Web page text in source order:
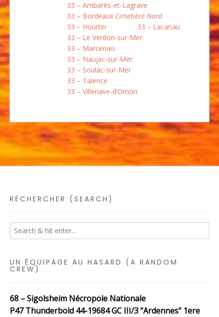
33 – Ambarès-et-Lagrave
33 – Bordeaux Cimetière Nord
33 – Hourtin
33 – Lacanau
33 – Le Verdon-sur-Mer
33 – Marcenais
33 – Naujac-sur-Mer
33 – Soulac-sur-Mer
33 – Talence
33 – Villenave-d’Ornon
RECHERCHER (SEARCH)
UN ÉQUIPAGE AU HASARD (A RANDOM
CREW)
68 – Sigolsheim Nécropole Nationale
P47 Thunderbold 44-19684 GC III/3 “Ardennes” 1ere